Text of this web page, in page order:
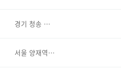
경기 청송 …
서울 양재역…